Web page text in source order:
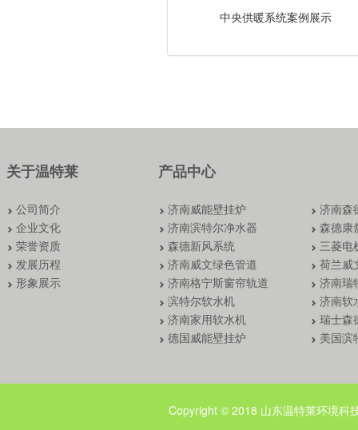
中央供暖系统案例展示
关于温特莱
公司简介
企业文化
荣誉资质
发展历程
形象展示
产品中心
济南威能壁挂炉
济南森
济南滨特尔净水器
森德康
森德新风系统
三菱电
济南威文绿色管道
荷兰威
济南格宁斯窗帘轨道
济南瑞
滨特尔软水机
济南软
济南家用软水机
瑞士森
德国威能壁挂炉
美国滨
Copyright © 2018 山东温特莱环境科